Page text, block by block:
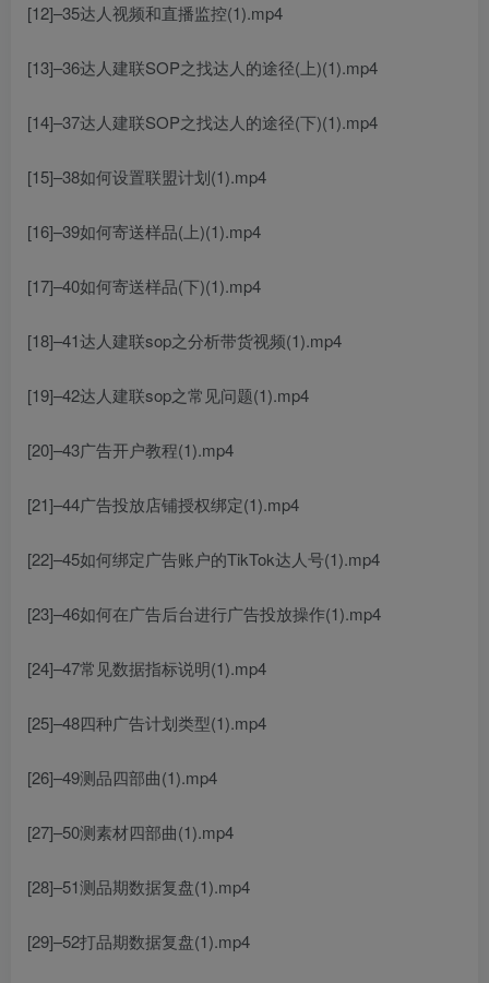
[12]–35达人视频和直播监控(1).mp4
[13]–36达人建联SOP之找达人的途径(上)(1).mp4
[14]–37达人建联SOP之找达人的途径(下)(1).mp4
[15]–38如何设置联盟计划(1).mp4
[16]–39如何寄送样品(上)(1).mp4
[17]–40如何寄送样品(下)(1).mp4
[18]–41达人建联sop之分析带货视频(1).mp4
[19]–42达人建联sop之常见问题(1).mp4
[20]–43广告开户教程(1).mp4
[21]–44广告投放店铺授权绑定(1).mp4
[22]–45如何绑定广告账户的TikTok达人号(1).mp4
[23]–46如何在广告后台进行广告投放操作(1).mp4
[24]–47常见数据指标说明(1).mp4
[25]–48四种广告计划类型(1).mp4
[26]–49测品四部曲(1).mp4
[27]–50测素材四部曲(1).mp4
[28]–51测品期数据复盘(1).mp4
[29]–52打品期数据复盘(1).mp4